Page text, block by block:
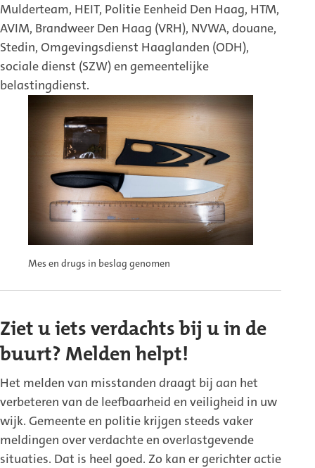
Mulderteam, HEIT, Politie Eenheid Den Haag, HTM,
AVIM, Brandweer Den Haag (VRH), NVWA, douane,
Stedin, Omgevingsdienst Haaglanden (ODH),
sociale dienst (SZW) en gemeentelijke
belastingdienst.
Mes en drugs in beslag genomen
Ziet u iets verdachts bij u in de
buurt? Melden helpt!
Het melden van misstanden draagt bij aan het
verbeteren van de leefbaarheid en veiligheid in uw
wijk. Gemeente en politie krijgen steeds vaker
meldingen over verdachte en overlastgevende
situaties. Dat is heel goed. Zo kan er gerichter actie